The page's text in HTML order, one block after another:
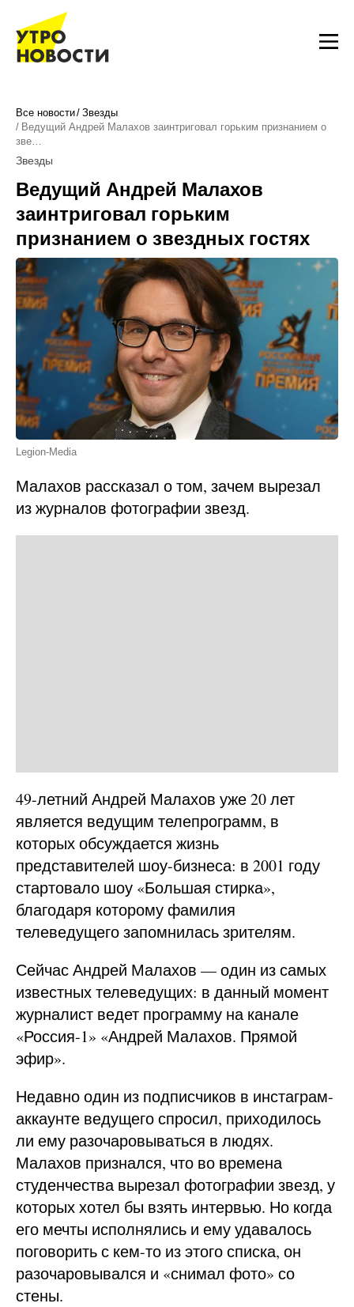
Все новости Звезды
Ведущий Андрей Малахов заинтриговал горьким признанием о
зве…
Звезды
Ведущий Андрей Малахов
заинтриговал горьким
признанием о звездных гостях
Legion-Media
Малахов рассказал о том, зачем вырезал
из журналов фотографии звезд.
49-летний Андрей Малахов уже 20 лет
является ведущим телепрограмм, в
которых обсуждается жизнь
представителей шоу-бизнеса: в 2001 году
стартовало шоу «Большая стирка»,
благодаря которому фамилия
телеведущего запомнилась зрителям.
Сейчас Андрей Малахов — один из самых
известных телеведущих: в данный момент
журналист ведет программу на канале
«Россия-1» «Андрей Малахов. Прямой
эфир».
Недавно один из подписчиков в инстаграм-
аккаунте ведущего спросил, приходилось
ли ему разочаровываться в людях.
Малахов признался, что во времена
студенчества вырезал фотографии звезд, у
которых хотел бы взять интервью. Но когда
его мечты исполнялись и ему удавалось
поговорить с кем-то из этого списка, он
разочаровывался и «снимал фото» со
стены.